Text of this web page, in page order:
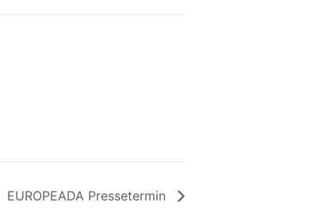
EUROPEADA Pressetermin